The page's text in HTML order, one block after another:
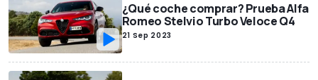
¿Qué coche comprar? Prueba Alfa
Romeo Stelvio Turbo Veloce Q4
21 Sep 2023